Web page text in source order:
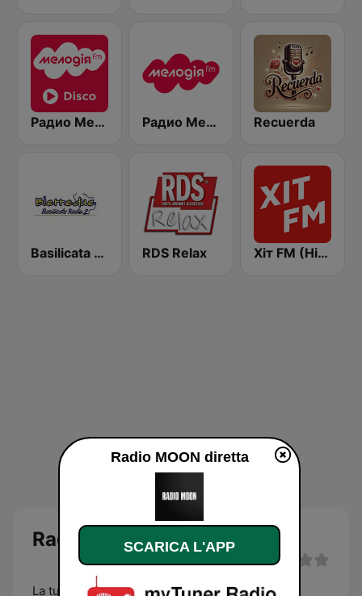
Радио Мелодия (Radio Melodia Disco) Радио Мелодия (Radio Melodia) Recuerda
Basilicata Radio 2 RDS Relax Хіт FM (Hit FM)
Radio MOON diretta
La tua colonna sonora dal 2000 ad oggi
Radio MOON diretta
SCARICA L'APP